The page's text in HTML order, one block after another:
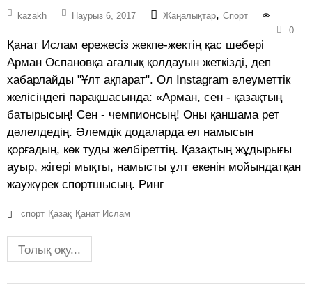
kazakh Наурыз 6, 2017 Жаңалықтар, Спорт
0
Қанат Ислам ережесіз жекпе-жектің қас шебері
Арман Оспановқа ағалық қолдауын жеткізді, деп
хабарлайды "Ұлт ақпарат". Ол Instagram әлеуметтік
желісіндегі парақшасында: «Арман, сен - қазақтың
батырысың! Сен - чемпионсың! Оны қаншама рет
дәлелдедің. Әлемдік додаларда ел намысын
қорғадың, көк туды желбіреттің. Қазақтың жұдырығы
ауыр, жігері мықты, намысты ұлт екенін мойындатқан
жаужүрек спортшысың. Ринг
спорт Қазақ Қанат Ислам
Толық оқу...